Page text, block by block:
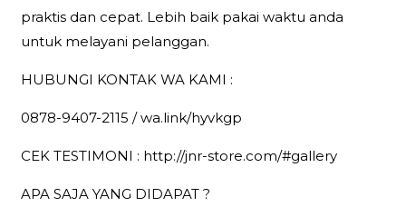
praktis dan cepat. Lebih baik pakai waktu anda
untuk melayani pelanggan.
HUBUNGI KONTAK WA KAMI :
0878-9407-2115 / wa.link/hyvkgp
CEK TESTIMONI : http://jnr-store.com/#gallery
APA SAJA YANG DIDAPAT ?